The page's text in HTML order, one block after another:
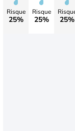
Risque
25%
Risque
25% 25%